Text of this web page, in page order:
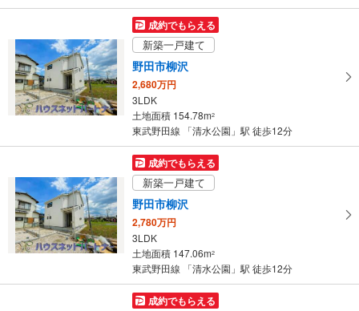
イ
ペ
ー
ジ
に
存
る
成約でもらえる
新築一戸建て
野田市柳沢
2,680万円
3LDK
土地面積 154.78m2
東武野田線 「清水公園」駅 徒歩12分
成約でもらえる
新築一戸建て
野田市柳沢
2,780万円
3LDK
土地面積 147.06m2
東武野田線 「清水公園」駅 徒歩12分
成約でもらえる